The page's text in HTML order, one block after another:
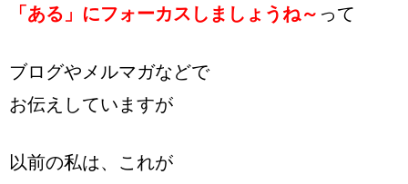
「ある」にフォーカスしましょうね～ って
ブログやメルマガなどで
お伝えしていますが
以前の私は、これが